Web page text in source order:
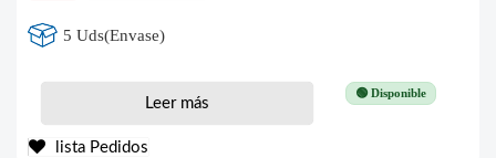
5 Uds(Envase)
🟢 Disponible
Leer más
lista Pedidos